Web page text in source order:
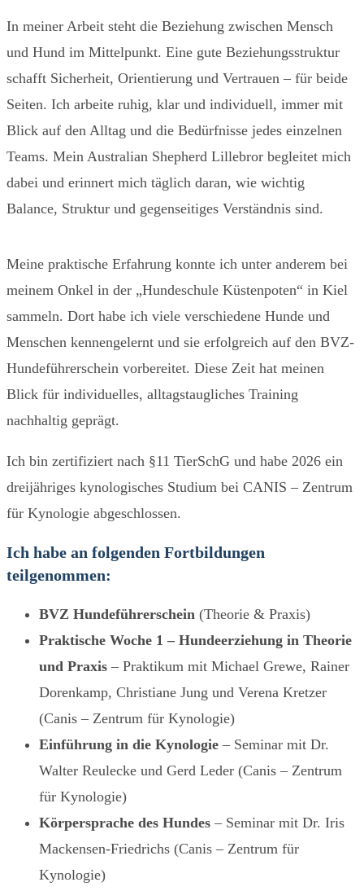
In meiner Arbeit steht die Beziehung zwischen Mensch
und Hund im Mittelpunkt. Eine gute Beziehungsstruktur
schafft Sicherheit, Orientierung und Vertrauen – für beide
Seiten. Ich arbeite ruhig, klar und individuell, immer mit
Blick auf den Alltag und die Bedürfnisse jedes einzelnen
Teams. Mein Australian Shepherd Lillebror begleitet mich
dabei und erinnert mich täglich daran, wie wichtig
Balance, Struktur und gegenseitiges Verständnis sind.
Meine praktische Erfahrung konnte ich unter anderem bei
meinem Onkel in der „Hundeschule Küstenpoten“ in Kiel
sammeln. Dort habe ich viele verschiedene Hunde und
Menschen kennengelernt und sie erfolgreich auf den BVZ-
Hundeführerschein vorbereitet. Diese Zeit hat meinen
Blick für individuelles, alltagstaugliches Training
nachhaltig geprägt.
Ich bin zertifiziert nach §11 TierSchG und habe 2026 ein
dreijähriges kynologisches Studium bei CANIS – Zentrum
für Kynologie abgeschlossen.
Ich habe an folgenden Fortbildungen
teilgenommen:
BVZ Hundeführerschein (Theorie & Praxis)
Praktische Woche 1 – Hundeerziehung in Theorie
und Praxis – Praktikum mit Michael Grewe, Rainer
Dorenkamp, Christiane Jung und Verena Kretzer
(Canis – Zentrum für Kynologie)
Einführung in die Kynologie – Seminar mit Dr.
Walter Reulecke und Gerd Leder (Canis – Zentrum
für Kynologie)
Körpersprache des Hundes – Seminar mit Dr. Iris
Mackensen-Friedrichs (Canis – Zentrum für
Kynologie)